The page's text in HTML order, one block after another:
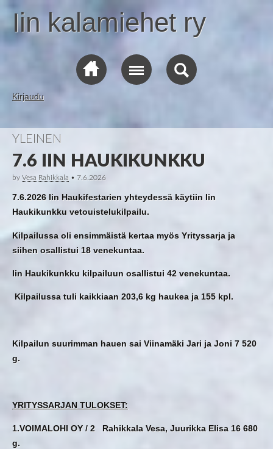
Iin kalamiehet ry
Kirjaudu
YLEINEN
7.6 IIN HAUKIKUNKKU
by Vesa Rahikkala • 7.6.2026
7.6.2026 Iin Haukifestarien yhteydessä käytiin Iin
Haukikunkku vetouistelukilpailu.
Kilpailussa oli ensimmäistä kertaa myös Yrityssarja ja
siihen osallistui 18 venekuntaa.
Iin Haukikunkku kilpailuun osallistui 42 venekuntaa.
Kilpailussa tuli kaikkiaan 203,6 kg haukea ja 155 kpl.
Kilpailun suurimman hauen sai Viinamäki Jari ja Joni 7 520
g.
YRITYSSARJAN TULOKSET:
1.VOIMALOHI OY / 2 Rahikkala Vesa, Juurikka Elisa 16 680
g.